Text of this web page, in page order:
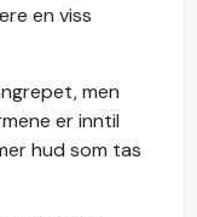
en viss
men
er inntil
hud som tas